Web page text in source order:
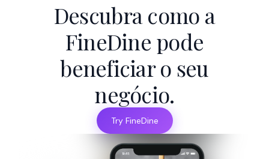
Descubra como a
FineDine pode
beneficiar o seu
negócio.
Try FineDine